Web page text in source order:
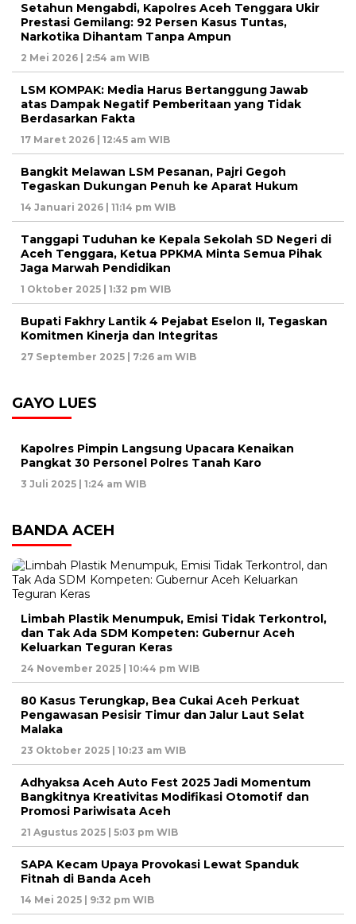
Setahun Mengabdi, Kapolres Aceh Tenggara Ukir
Prestasi Gemilang: 92 Persen Kasus Tuntas,
Narkotika Dihantam Tanpa Ampun
2 Mei 2026 | 2:54 am WIB
LSM KOMPAK: Media Harus Bertanggung Jawab
atas Dampak Negatif Pemberitaan yang Tidak
Berdasarkan Fakta
17 Maret 2026 | 12:45 am WIB
Bangkit Melawan LSM Pesanan, Pajri Gegoh
Tegaskan Dukungan Penuh ke Aparat Hukum
14 Januari 2026 | 11:14 pm WIB
Tanggapi Tuduhan ke Kepala Sekolah SD Negeri di
Aceh Tenggara, Ketua PPKMA Minta Semua Pihak
Jaga Marwah Pendidikan
1 Oktober 2025 | 1:32 pm WIB
Bupati Fakhry Lantik 4 Pejabat Eselon II, Tegaskan
Komitmen Kinerja dan Integritas
27 September 2025 | 7:26 am WIB
GAYO LUES
Kapolres Pimpin Langsung Upacara Kenaikan
Pangkat 30 Personel Polres Tanah Karo
3 Juli 2025 | 1:24 am WIB
BANDA ACEH
Limbah Plastik Menumpuk, Emisi Tidak Terkontrol,
dan Tak Ada SDM Kompeten: Gubernur Aceh
Keluarkan Teguran Keras
24 November 2025 | 10:44 pm WIB
80 Kasus Terungkap, Bea Cukai Aceh Perkuat
Pengawasan Pesisir Timur dan Jalur Laut Selat
Malaka
23 Oktober 2025 | 10:23 am WIB
Adhyaksa Aceh Auto Fest 2025 Jadi Momentum
Bangkitnya Kreativitas Modifikasi Otomotif dan
Promosi Pariwisata Aceh
21 Agustus 2025 | 5:03 pm WIB
SAPA Kecam Upaya Provokasi Lewat Spanduk
Fitnah di Banda Aceh
14 Mei 2025 | 9:32 pm WIB